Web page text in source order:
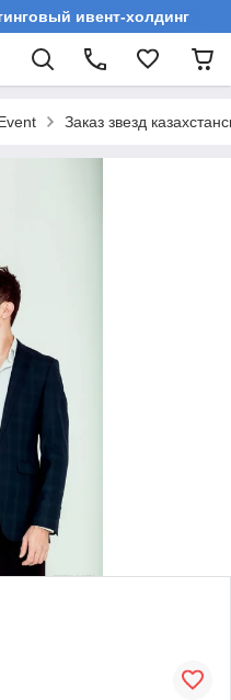
ивент-холдинг
Заказ звезд